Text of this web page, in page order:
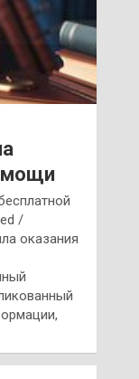
/
оказания